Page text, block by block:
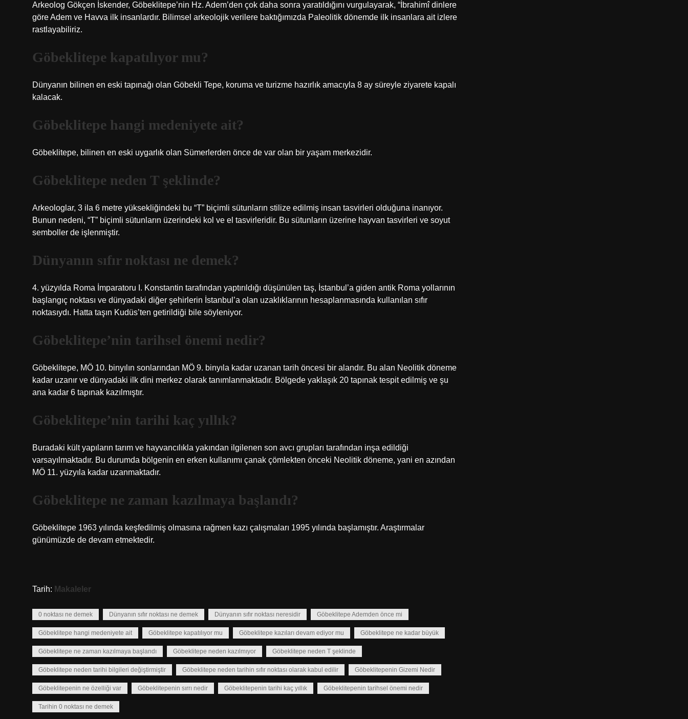
Arkeolog Gökçen İskender, Göbeklitepe’nin Hz. Adem’den çok daha sonra yaratıldığını vurgulayarak, “İbrahimî dinlere
göre Adem ve Havva ilk insanlardır. Bilimsel arkeolojik verilere baktığımızda Paleolitik dönemde ilk insanlara ait izlere
rastlayabiliriz.
Göbeklitepe kapatılıyor mu?
Dünyanın bilinen en eski tapınağı olan Göbekli Tepe, koruma ve turizme hazırlık amacıyla 8 ay süreyle ziyarete kapalı
kalacak.
Göbeklitepe hangi medeniyete ait?
Göbeklitepe, bilinen en eski uygarlık olan Sümerlerden önce de var olan bir yaşam merkezidir.
Göbeklitepe neden T şeklinde?
Arkeologlar, 3 ila 6 metre yüksekliğindeki bu “T” biçimli sütunların stilize edilmiş insan tasvirleri olduğuna inanıyor.
Bunun nedeni, “T” biçimli sütunların üzerindeki kol ve el tasvirleridir. Bu sütunların üzerine hayvan tasvirleri ve soyut
semboller de işlenmiştir.
Dünyanın sıfır noktası ne demek?
4. yüzyılda Roma İmparatoru I. Konstantin tarafından yaptırıldığı düşünülen taş, İstanbul’a giden antik Roma yollarının
başlangıç ​​noktası ve dünyadaki diğer şehirlerin İstanbul’a olan uzaklıklarının hesaplanmasında kullanılan sıfır
noktasıydı. Hatta taşın Kudüs’ten getirildiği bile söyleniyor.
Göbeklitepe’nin tarihsel önemi nedir?
Göbeklitepe, MÖ 10. binyılın sonlarından MÖ 9. binyıla kadar uzanan tarih öncesi bir alandır. Bu alan Neolitik döneme
kadar uzanır ve dünyadaki ilk dini merkez olarak tanımlanmaktadır. Bölgede yaklaşık 20 tapınak tespit edilmiş ve şu
ana kadar 6 tapınak kazılmıştır.
Göbeklitepe’nin tarihi kaç yıllık?
Buradaki kült yapıların tarım ve hayvancılıkla yakından ilgilenen son avcı grupları tarafından inşa edildiği
varsayılmaktadır. Bu durumda bölgenin en erken kullanımı çanak çömlekten önceki Neolitik döneme, yani en azından
MÖ 11. yüzyıla kadar uzanmaktadır.
Göbeklitepe ne zaman kazılmaya başlandı?
Göbeklitepe 1963 yılında keşfedilmiş olmasına rağmen kazı çalışmaları 1995 yılında başlamıştır. Araştırmalar
günümüzde de devam etmektedir.
Tarih: Makaleler
0 noktası ne demek Dünyanın sıfır noktası ne demek Dünyanın sıfır noktası neresidir Göbeklitepe Ademden önce mi
Göbeklitepe hangi medeniyete ait Göbeklitepe kapatılıyor mu Göbeklitepe kazıları devam ediyor mu Göbeklitepe ne kadar büyük
Göbeklitepe ne zaman kazılmaya başlandı Göbeklitepe neden kazılmıyor Göbeklitepe neden T şeklinde
Göbeklitepe neden tarihi bilgileri değiştirmiştir Göbeklitepe neden tarihin sıfır noktası olarak kabul edilir Göbeklitepenin Gizemi Nedir
Göbeklitepenin ne özelliği var Göbeklitepenin sırrı nedir Göbeklitepenin tarihi kaç yıllık Göbeklitepenin tarihsel önemi nedir
Tarihin 0 noktası ne demek